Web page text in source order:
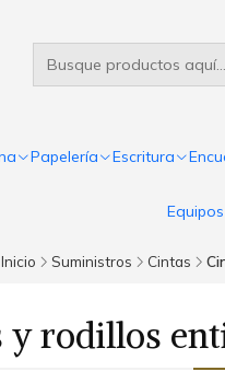
Papelería Escritura
Inicio Suministros Cintas
y rodillos